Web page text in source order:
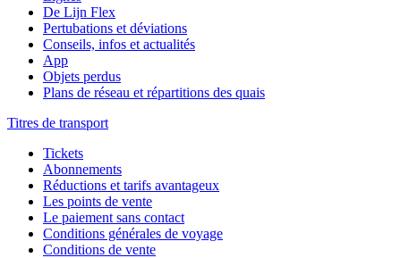
De Lijn Flex
Pertubations et déviations
Conseils, infos et actualités
App
Objets perdus
Plans de réseau et répartitions des quais
Titres de transport
Tickets
Abonnements
Réductions et tarifs avantageux
Les points de vente
Le paiement sans contact
Conditions générales de voyage
Conditions de vente